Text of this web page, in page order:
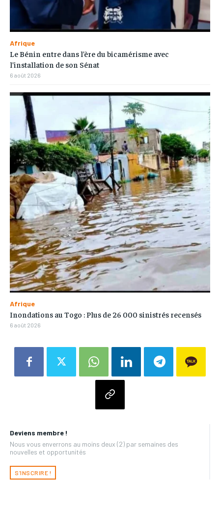
Deviens membre !
Nous vous enverrons au moins deux (2) par semaines des
nouvelles et opportunités
S'INSCRIRE !
Afrique
Le Bénin entre dans l’ère du bicamérisme avec
l’installation de son Sénat
6 août 2026
Afrique
Inondations au Togo : Plus de 26 000 sinistrés recensés
6 août 2026